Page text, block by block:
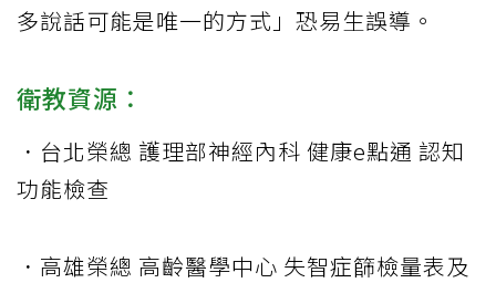
多說話可能是唯一的方式」恐易生誤導。
衛教資源：
．台北榮總 護理部神經內科 健康e點通 認知
功能檢查
．高雄榮總 高齡醫學中心 失智症篩檢量表及